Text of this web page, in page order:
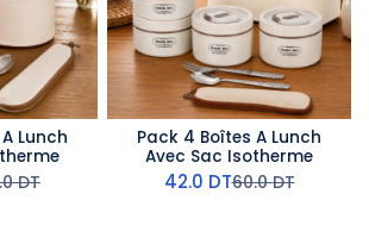
Lunch
DT
Pack 4 Boîtes A Lunch
Avec Sac Isotherme
42.0 DT60.0DT